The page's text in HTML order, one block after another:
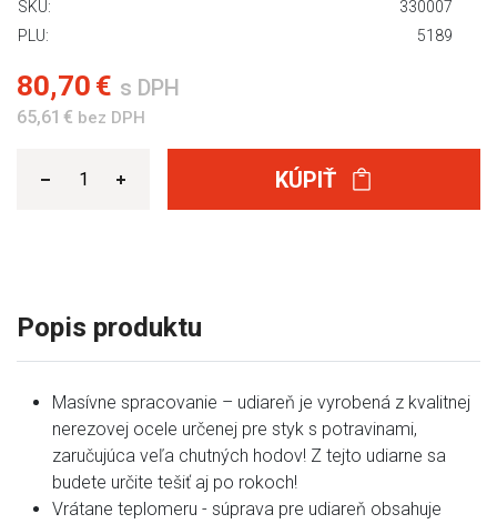
SKU:
330007
PLU:
5189
80,70 € s DPH
65,61 € bez DPH
KÚPIŤ
Popis produktu
Masívne spracovanie – udiareň je vyrobená z kvalitnej
nerezovej ocele určenej pre styk s potravinami,
zaručujúca veľa chutných hodov! Z tejto udiarne sa
budete určite tešiť aj po rokoch!
Vrátane teplomeru - súprava pre udiareň obsahuje